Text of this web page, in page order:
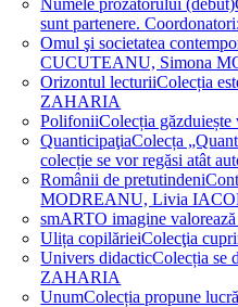
Numele prozatorului (debut)
sunt partenere.
Omul şi societatea
CUCUTEANU, Simona
Orizontul lecturiiColecția
ZAHARIA
PolifoniiColecția
QuanticipaţiaColecța
colecție se vor regăsi atât
Românii de pretutindeni
MODREANU, Livia
smARTO imagine
Ulița copilărieiColecţia
Univers didacticColecția se
ZAHARIA
UnumColecția propune